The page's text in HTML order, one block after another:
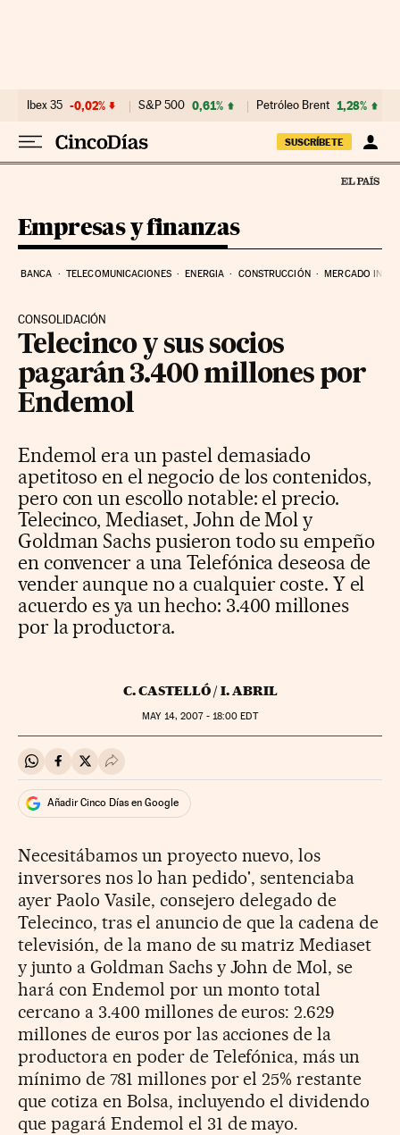
Ibex 35 -0,02% S&P 500 0,61% Petróleo Brent 1,28%
SUSCRÍBETE
Empresas y finanzas
BANCA TELECOMUNICACIONES ENERGIA CONSTRUCCIÓN MERCADO
CONSOLIDACIÓN
Telecinco y sus socios
pagarán 3.400 millones por
Endemol
Endemol era un pastel demasiado
apetitoso en el negocio de los contenidos,
pero con un escollo notable: el precio.
Telecinco, Mediaset, John de Mol y
Goldman Sachs pusieron todo su empeño
en convencer a una Telefónica deseosa de
vender aunque no a cualquier coste. Y el
acuerdo es ya un hecho: 3.400 millones
por la productora.
C. CASTELLÓ / I. ABRIL
MAY14, 2007 - 18:00 EDT
Compartir en Whatsapp
Compartir en Facebook
Compartir en Twitter
Desplegar Redes Sociales
Añadir Cinco Días en Google
Necesitábamos un proyecto nuevo, los
inversores nos lo han pedido', sentenciaba
ayer Paolo Vasile, consejero delegado de
Telecinco, tras el anuncio de que la cadena de
televisión, de la mano de su matriz Mediaset
y junto a Goldman Sachs y John de Mol, se
hará con Endemol por un monto total
cercano a 3.400 millones de euros: 2.629
millones de euros por las acciones de la
productora en poder de Telefónica, más un
mínimo de 781 millones por el 25% restante
que cotiza en Bolsa, incluyendo el dividendo
que pagará Endemol el 31 de mayo.